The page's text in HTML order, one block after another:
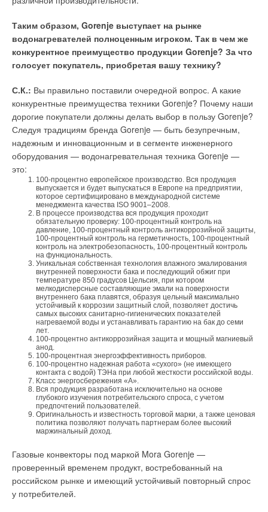
Таким образом, Gorenje выступает на рынке
водонагревателей полноценным игроком. Так в чем же
конкурентное преимущество продукции Gorenje? За что
голосует покупатель, приобретая вашу технику?
С.К.: Вы правильно поставили очередной вопрос. А какие
конкурентные преимущества техники Gorenje? Почему наши
дорогие покупатели должны делать выбор в пользу Gorenje?
Следуя традициям бренда Gorenje — быть безупречным,
надежным и инновационным и в сегменте инженерного
оборудования — водонагревательная техника Gorenje —
это:
100-процентно европейское производство. Вся продукция
выпускается и будет выпускаться в Европе на предприятии,
которое сертифицировано в международной системе
менеджмента качества ISO 9001–2008.
В процессе производства вся продукция проходит
обязательную проверку: 100-процентный контроль на
давление, 100-процентный контроль антикоррозийной защиты,
100-процентный контроль на герметичность, 100-процентный
контроль на электробезопасность, 100-процентный контроль
на функциональность.
Уникальная собственная технология влажного эмалирования
внутренней поверхности бака и последующий обжиг при
температуре 850 градусов Цельсия, при котором
мелкодисперсные составляющие эмали на поверхности
внутреннего бака плавятся, образуя цельный максимально
устойчивый к коррозии защитный слой, позволяет достичь
самых высоких санитарно-гигиенических показателей
нагреваемой воды и устанавливать гарантию на бак до семи
лет.
100-процентно антикоррозийная защита и мощный магниевый
анод.
100-процентная энергоэффективность приборов.
100-процентно надежная работа «сухого» (не имеющего
контакта с водой) ТЭНа при любой жесткости российской воды.
Класс энергосбережения «А».
Вся продукция разработана исключительно на основе
глубокого изучения потребительского спроса, с учетом
предпочтений пользователей.
Оригинальность и известность торговой марки, а также ценовая
политика позволяют получать партнерам более высокий
маржинальный доход.
Газовые конвекторы под маркой Mora Gorenje —
проверенный временем продукт, востребованный на
российском рынке и имеющий устойчивый повторный спрос
у потребителей.